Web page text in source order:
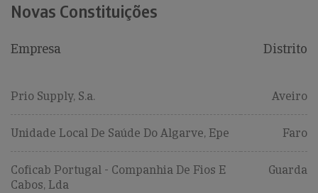
Novas Constituições
Empresa Distrito
Prio Supply, S.a. Aveiro
Unidade Local De Saúde Do Algarve, Epe Faro
Coficab Portugal - Companhia De Fios E
Cabos, Lda
Guarda